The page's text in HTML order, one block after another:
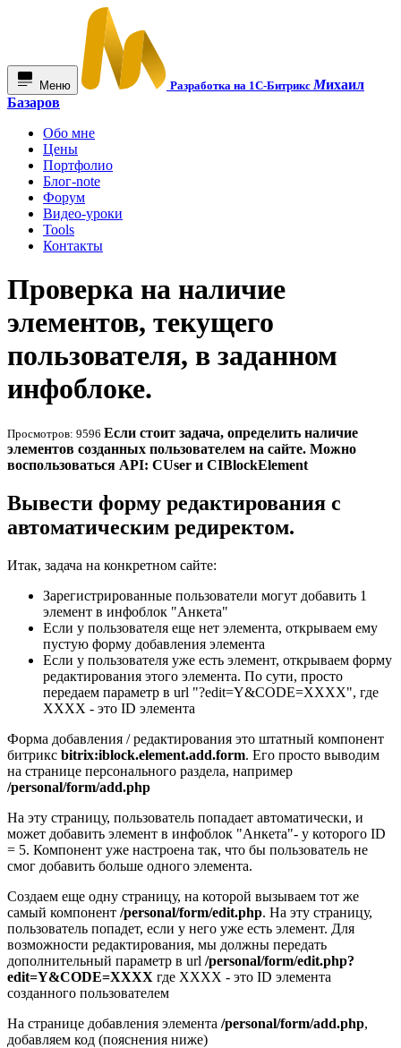
Меню Разработка на 1С-БитриксМихаил
Базаров
Обо мне
Цены
Портфолио
Блог-note
Форум
Видео-уроки
Tools
Контакты
Проверка на наличие
элементов, текущего
пользователя, в заданном
инфоблоке.
Просмотров: 9596 Если стоит задача, определить наличие
элементов созданных пользователем на сайте. Можно
воспользоваться API: CUser и CIBlockElement
Вывести форму редактирования с
автоматическим редиректом.
Итак, задача на конкретном сайте:
Зарегистрированные пользователи могут добавить 1
элемент в инфоблок "Анкета"
Если у пользователя еще нет элемента, открываем ему
пустую форму добавления элемента
Если у пользователя уже есть элемент, открываем форму
редактирования этого элемента. По сути, просто
передаем параметр в url "?edit=Y&CODE=XXXX", где
XXXX - это ID элемента
Форма добавления / редактирования это штатный компонент
битрикс bitrix:iblock.element.add.form. Его просто выводим
на странице персонального раздела, например
/personal/form/add.php
На эту страницу, пользователь попадает автоматически, и
может добавить элемент в инфоблок "Анкета"- у которого ID
= 5. Компонент уже настроена так, что бы пользователь не
смог добавить больше одного элемента.
Создаем еще одну страницу, на которой вызываем тот же
самый компонент /personal/form/edit.php. На эту страницу,
пользователь попадет, если у него уже есть элемент. Для
возможности редактирования, мы должны передать
дополнительный параметр в url /personal/form/edit.php?
edit=Y&CODE=XXXX где XXXX - это ID элемента
созданного пользователем
На странице добавления элемента /personal/form/add.php,
добавляем код (пояснения ниже)